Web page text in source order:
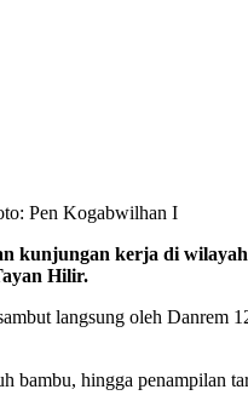
Pen Kogabwilhan I
kunjungan kerja di
Hilir.
langsung oleh Danrem
bambu, hingga penampilan